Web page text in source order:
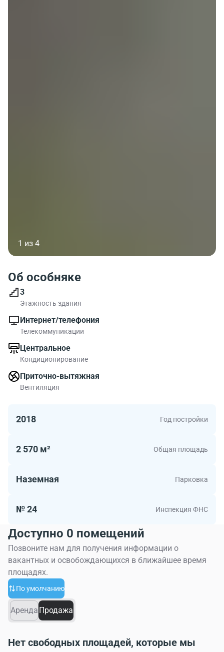
1 из 4
Об особняке
3
Этажность здания
Интернет/телефония
Телекоммуникации
Центральное
Кондиционирование
Приточно-вытяжная
Вентиляция
2018 Год постройки
2 570 м² Общая площадь
Наземная Парковка
№ 24 Инспекция ФНС
Доступно 0 помещений
Позвоните нам для получения информации о
вакантных и освобождающихся в ближайшее время
площадях.
По умолчанию
Аренда Продажа
Нет свободных площадей, которые мы